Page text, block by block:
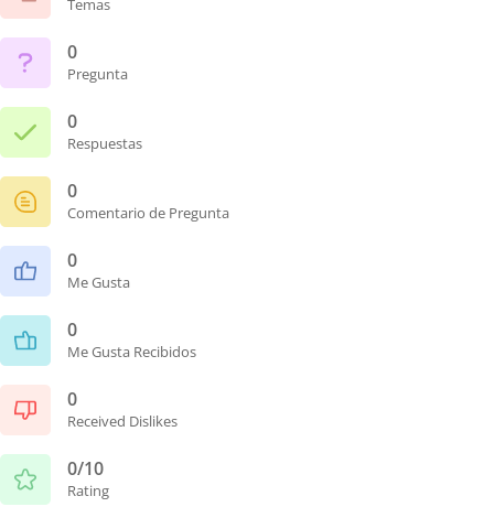
Temas
0
Pregunta
0
Respuestas
0
Comentario de Pregunta
0
Me Gusta
0
Me Gusta Recibidos
0
Received Dislikes
0/10
Rating